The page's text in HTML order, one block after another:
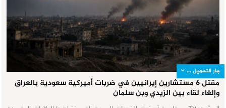
مقتل 6 مستشارين إيرانيين في ضربات أميركية سعودية بالعراق
وإلغاء لقاء بين الزيدي وبن سلمان
جار التحميل ...